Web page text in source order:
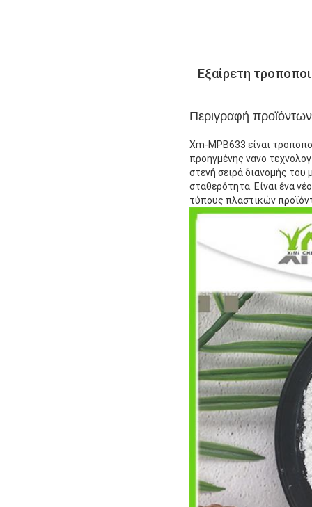
Εξαίρετη
Περιγραφή
Xm-MPB633 είναι
προηγμένης νανο
στενή σειρά διανομής
σταθερότητα. Είναι ένα
τύπους πλαστικών